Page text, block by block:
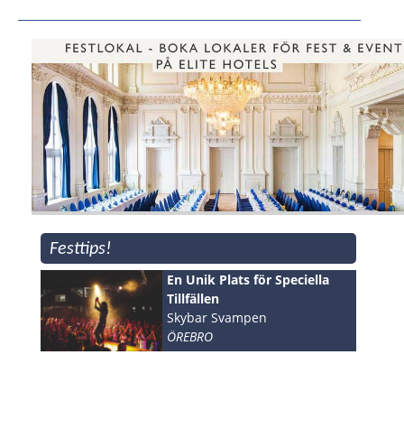
Festtips!
En Unik Plats för Speciella
Tillfällen
Skybar Svampen
ÖREBRO